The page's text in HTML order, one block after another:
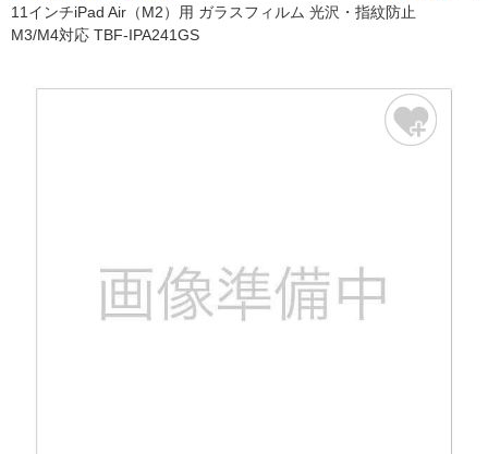
11インチiPad Air（M2）用 ガラスフィルム 光沢・指紋防止
M3/M4対応 TBF-IPA241GS